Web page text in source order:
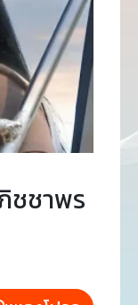
ชชาพร